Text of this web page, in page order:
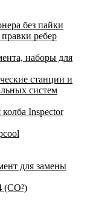
без пайки
ребер
наборы для
станции и
систем
Inspector
для замены
(CO²)